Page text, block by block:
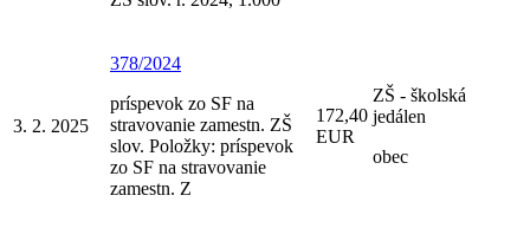
3. 2. 2025
378/2024
príspevok zo SF na
stravovanie zamestn. ZŠ
slov. Položky: príspevok
zo SF na stravovanie
zamestn. Z
172,40
EUR
ZŠ - školská
jedálen
obec